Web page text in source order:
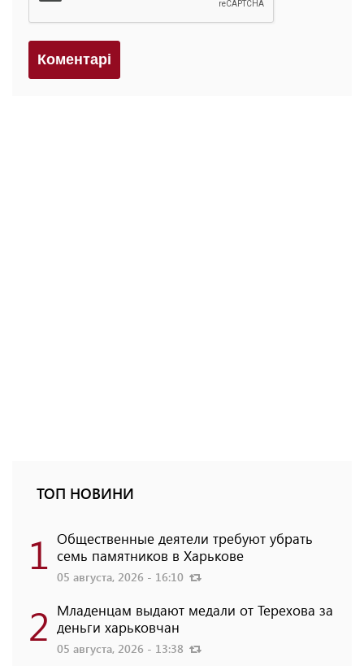
Коментарi
ТОП НОВИНИ
1 Общественные деятели требуют убрать
семь памятников в Харькове
05 августа, 2026 - 16:10
2 Младенцам выдают медали от Терехова за
деньги харьковчан
05 августа, 2026 - 13:38